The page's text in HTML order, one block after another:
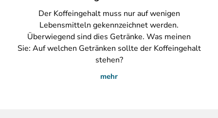
DerKoffeingehalt muss nur auf wenigen
Lebensmitteln gekennzeichnet werden.
Überwiegend sind dies Getränke. Was meinen
Sie: Auf welchen Getränken sollte der Koffeingehalt
stehen?
mehr